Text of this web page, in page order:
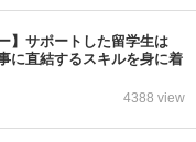
】サポートした留学生は
に直結するスキルを身に着
4388 view